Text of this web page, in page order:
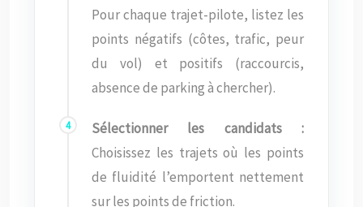
Pour chaque trajet-pilote, listez les
points négatifs (côtes, trafic, peur
du vol) et positifs (raccourcis,
absence de parking à chercher).
Sélectionner les candidats :
Choisissez les trajets où les points
de fluidité l’emportent nettement
sur les points de friction.